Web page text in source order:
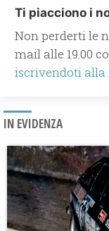
Ti piacciono i
Non perderti le
mail alle 19.00
iscrivendoti alla
IN EVIDENZA